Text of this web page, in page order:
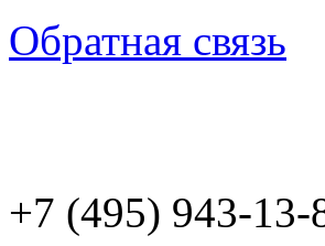
Обратная связь
+7 (495) 943-13-